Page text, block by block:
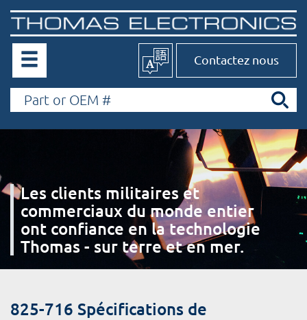
Contactez nous
Les clients militaires et
commerciaux du monde entier
ont confiance en la technologie
Thomas - sur terre et en mer.
825-716 Spécifications de